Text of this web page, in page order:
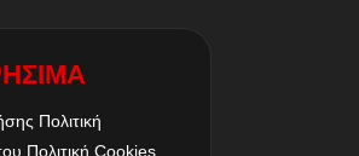
Πολιτική
Πολιτική Cookies